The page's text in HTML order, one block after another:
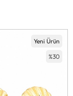
Yeni Ürün
%30